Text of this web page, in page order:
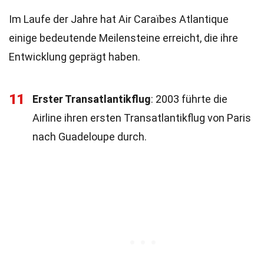
Im Laufe der Jahre hat Air Caraïbes Atlantique
einige bedeutende Meilensteine erreicht, die ihre
Entwicklung geprägt haben.
11 Erster Transatlantikflug: 2003 führte die
Airline ihren ersten Transatlantikflug von Paris
nach Guadeloupe durch.